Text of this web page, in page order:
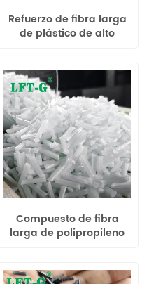
Refuerzo de fibra larga
de plástico de alto
Compuesto de fibra
larga de polipropileno
durabilidad superiores